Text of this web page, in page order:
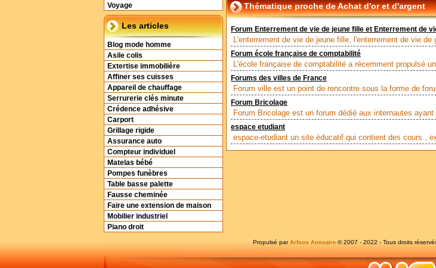
Voyage
Les articles
Blog mode homme
Asile colis
Extertise immobilière
Affiner ses cuisses
Appareil de chauffage
Serrurerie clés minute
Crédence adhésive
Carport
Grillage rigide
Assurance auto
Compteur individuel
Matelas bébé
Pompes funèbres
Table basse palette
Fausse cheminée
Faire une extension de maison
Mobilier industriel
Piano droit
Thématique proche de Achat d'or et d'argent
Forum Enterrement de vie de jeune fille et Enterrement de
L'enterrement de vie de jeune fille, l'enterrement de vie
Forum école française de comptabilité
L'école française de comptabilité a récemment propulsé
Forums des villes de France
Forum ville est un point de rencontre sous la forme de
Forum Bricolage
Forum Bricolage est un forum dédié aux internautes
espace etudiant
espace-etudiant un site éducatif qui contient des cours ,
Propulsé par Arfooo Annuaire © 2007 - 2022 - Tous droits